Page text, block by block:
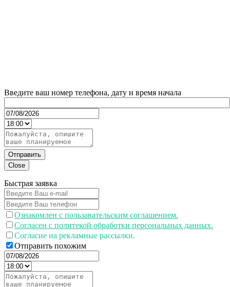
Введите ваш номер телефона, дату и время начала
Отправить
Close
Быстрая заявка
Ознакомлен с пользавательским соглашением.
Согласен с политекой обработки персональных данных.
Согласие на рекламные рассылки.
Отправить похожим